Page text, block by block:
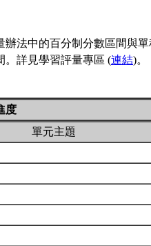
法中的百分制分數區間與
。詳見學習評量專區 (連結)。
度
單元主題